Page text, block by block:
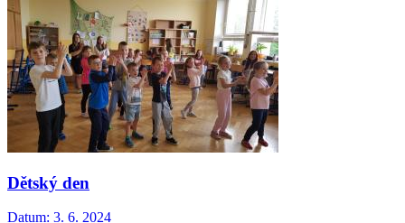
Dětský den
Datum: 3. 6. 2024